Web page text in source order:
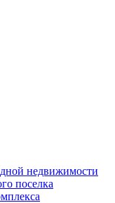
недвижимости
поселка